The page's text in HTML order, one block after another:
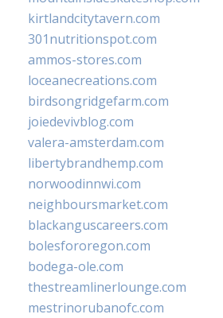
kirtlandcitytavern.com
301nutritionspot.com
ammos-stores.com
loceanecreations.com
birdsongridgefarm.com
joiedevivblog.com
valera-amsterdam.com
libertybrandhemp.com
norwoodinnwi.com
neighboursmarket.com
blackanguscareers.com
bolesfororegon.com
bodega-ole.com
thestreamlinerlounge.com
mestrinorubanofc.com